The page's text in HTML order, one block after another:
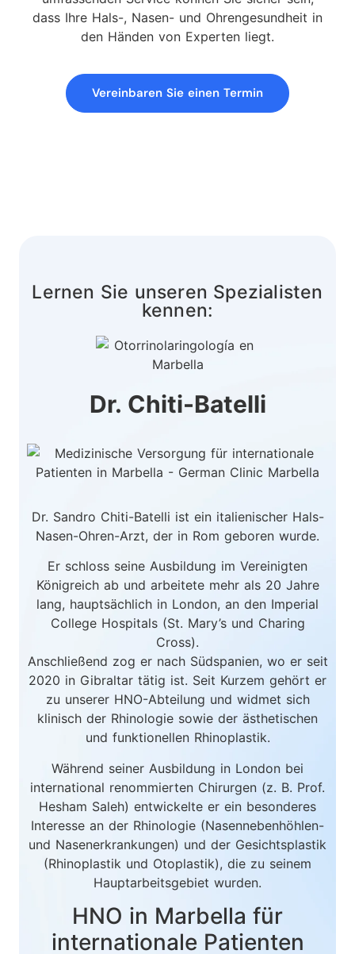
dass Ihre Hals-, Nasen- und Ohrengesundheit in
den Händen von Experten liegt.
Vereinbaren Sie einen Termin
Lernen Sie unseren Spezialisten
kennen:
Dr. Chiti-Batelli
Dr. Sandro Chiti-Batelli ist ein italienischer Hals-
Nasen-Ohren-Arzt, der in Rom geboren wurde.
Er schloss seine Ausbildung im Vereinigten
Königreich ab und arbeitete mehr als 20 Jahre
lang, hauptsächlich in London, an den Imperial
College Hospitals (St. Mary’s und Charing
Cross).
Anschließend zog er nach Südspanien, wo er seit
2020 in Gibraltar tätig ist. Seit Kurzem gehört er
zu unserer HNO-Abteilung und widmet sich
klinisch der Rhinologie sowie der ästhetischen
und funktionellen Rhinoplastik.
Während seiner Ausbildung in London bei
international renommierten Chirurgen (z. B. Prof.
Hesham Saleh) entwickelte er ein besonderes
Interesse an der Rhinologie (Nasennebenhöhlen-
und Nasenerkrankungen) und der Gesichtsplastik
(Rhinoplastik und Otoplastik), die zu seinem
Hauptarbeitsgebiet wurden.
HNO in Marbella für
internationale Patienten